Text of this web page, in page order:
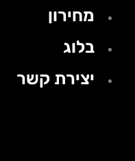
מחירון
בלוג
יצירת קשר